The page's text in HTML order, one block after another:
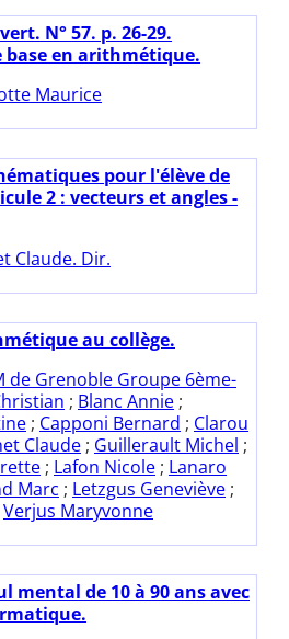
N° 57. p. 26-29.
base en arithmétique.
Maurice
pour l'élève de
2 : vecteurs et angles -
Claude. Dir.
au collège.
de Grenoble Groupe 6ème-
; Blanc Annie ;
; Capponi Bernard ; Clarou
Claude ; Guillerault Michel ;
; Lafon Nicole ; Lanaro
Marc ; Letzgus Geneviève ;
Verjus Maryvonne
mental de 10 à 90 ans avec